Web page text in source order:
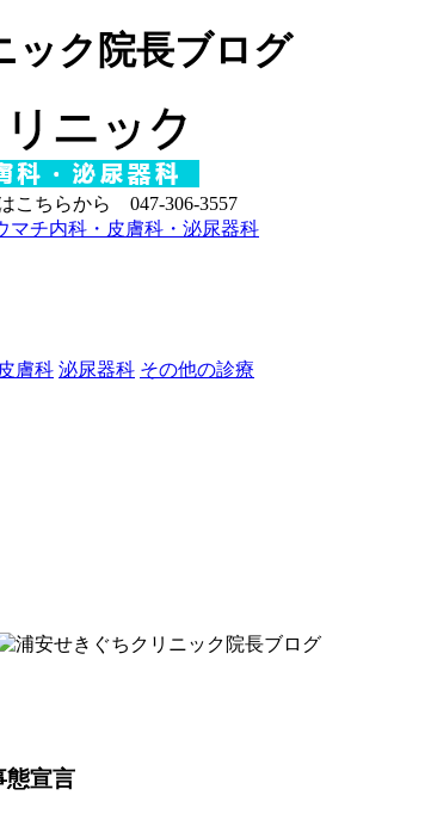
ック院長ブログ
皮膚科 泌尿器科 その他の診療
態宣言